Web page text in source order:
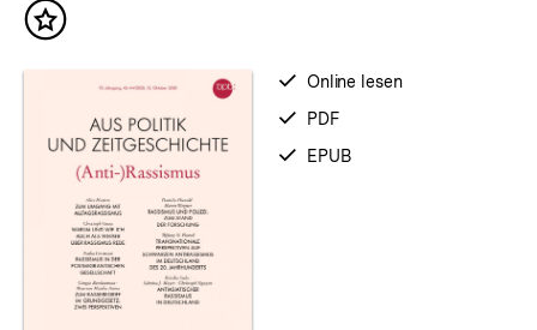
Inhalt
verfügbar
Online lesen
verfügbar
PDF
verfügbar
EPUB